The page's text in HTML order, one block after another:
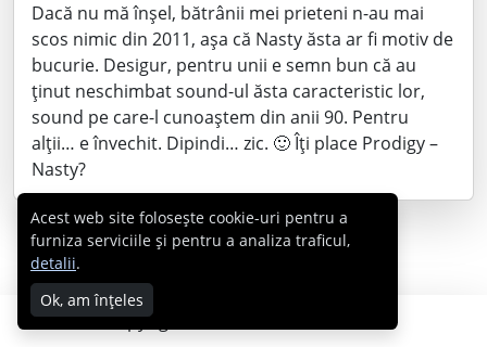
Dacă nu mă înșel, bătrânii mei prieteni n-au mai
scos nimic din 2011, așa că Nasty ăsta ar fi motiv de
bucurie. Desigur, pentru unii e semn bun că au
ținut neschimbat sound-ul ăsta caracteristic lor,
sound pe care-l cunoaștem din anii 90. Pentru
alții… e învechit. Dipindi… zic. 🙂 Îți place Prodigy –
Nasty?
Copyright © 2007 - 2026 Cabral.ro
Acest web site folosește cookie-uri pentru a
furniza serviciile și pentru a analiza traficul,
detalii.
Ok, am înțeles